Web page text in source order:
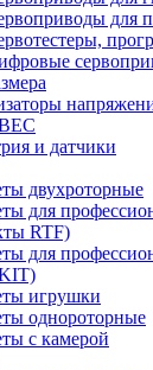
для
и датчики
двухроторные
для
RTF)
для
игрушки
однороторные
с камерой